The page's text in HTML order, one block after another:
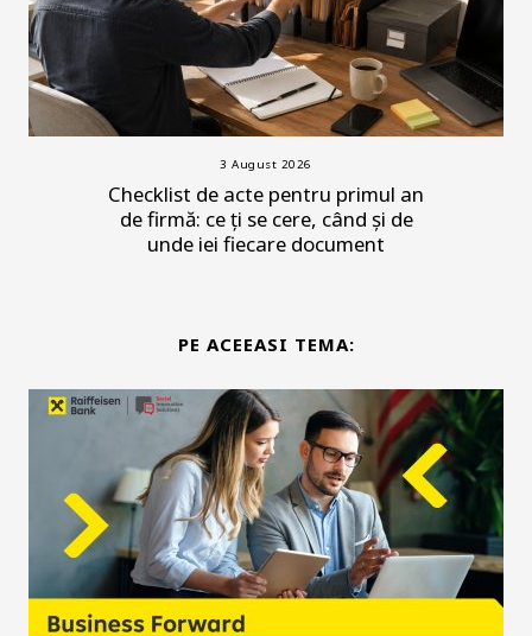
3 August 2026
Checklist de acte pentru primul an
de firmă: ce ți se cere, când și de
unde iei fiecare document
PE ACEEASI TEMA: